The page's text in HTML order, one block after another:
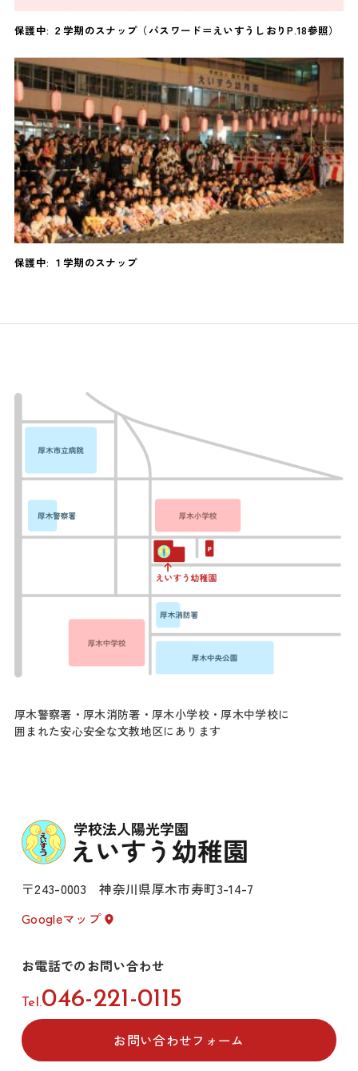
保護中: ２学期のスナップ（パスワード＝えいすうしおりP.18参照）
保護中: １学期のスナップ
〒243-0003 神奈川県厚木市寿町3-14-7
Googleマップ
お電話でのお問い合わせ
Tel.046-221-0115
お問い合わせフォーム
厚木警察署・厚木消防署・厚木小学校・厚木中学校に
囲まれた安心安全な文教地区にあります